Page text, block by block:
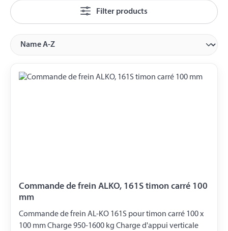
Filter products
Commande de frein ALKO, 161S timon carré 100
mm
Commande de frein AL-KO 161S pour timon carré 100 x
100 mm Charge 950-1600 kg Charge d'appui verticale